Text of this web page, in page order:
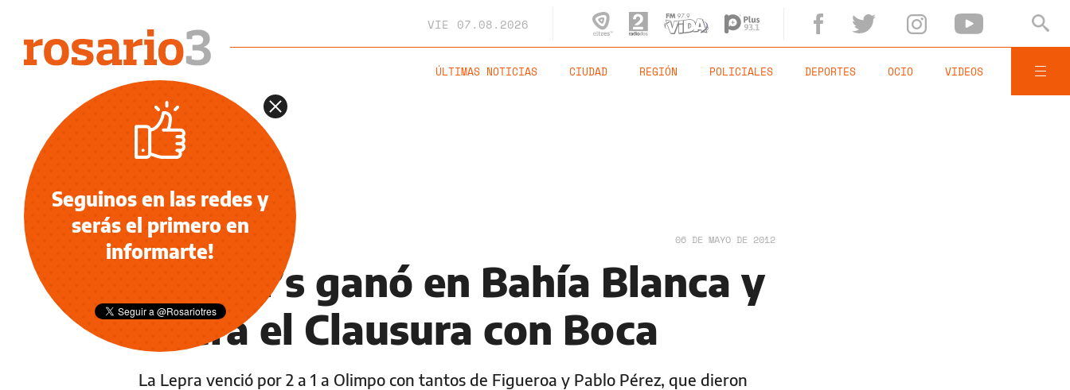
VIE 07.08.2026
ÚLTIMAS NOTICIAS CIUDAD REGIÓN POLICIALES DEPORTES OCIO VIDEOS
NOTICIAS 06 DE MAYO DE 2012
Newell’s ganó en Bahía Blanca y
lidera el Clausura con Boca
La Lepra venció por 2 a 1 a Olimpo con tantos de Figueroa y Pablo Pérez, que dieron
Seguinos en las redes y
serás el primero en
informarte!